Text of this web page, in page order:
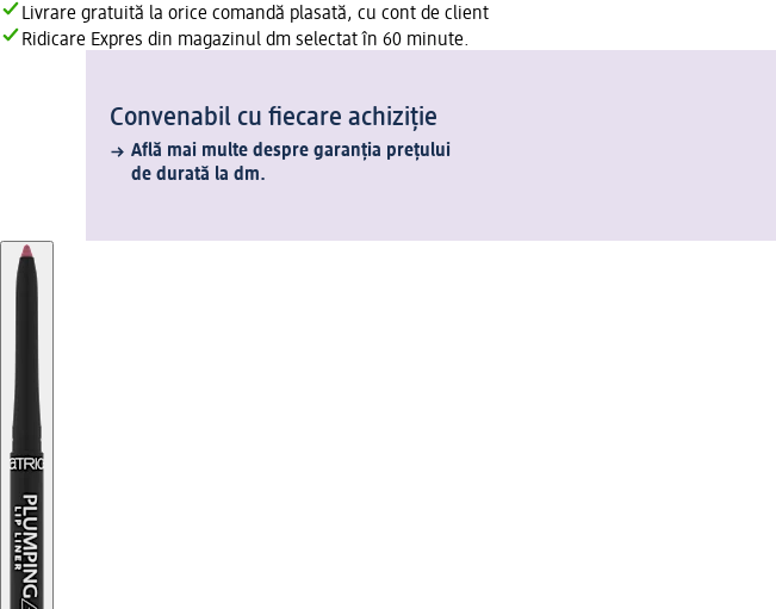
Livrare gratuită la orice comandă plasată, cu cont de client
Ridicare Expres din magazinul dm selectat în 60 minute.
Convenabil cu fiecare achiziție
Află mai multe despre garanția prețului
de durată la dm.